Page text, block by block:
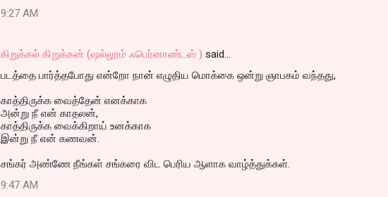
9:27 AM
கிறுக்கல் கிறுக்கன் (ஷல்லூம் ஃபெர்னாண்டஸ் ) said…
படத்தை பார்த்தபோது என்றோ நான் எழுதிய மொக்கை ஒன்று ஞாபகம் வந்தது,
காத்திருக்க வைத்தேன் எனக்காக
அன்று நீ என் காதலன்,
காத்திருக்க வைக்கிறாய் உனக்காக
இன்று நீ என் கணவன்.
சங்கர் அண்ணே நீங்கள் சங்கரை விட பெரிய ஆளாக வாழ்த்துக்கள்.
9:47 AM